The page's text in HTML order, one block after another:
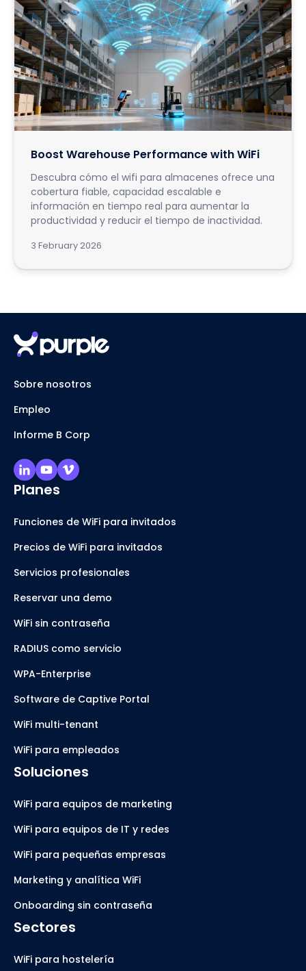
Boost Warehouse Performance with WiFi
Descubra cómo el wifi para almacenes ofrece una
cobertura fiable, capacidad escalable e
información en tiempo real para aumentar la
productividad y reducir el tiempo de inactividad.
3 February 2026
Sobre nosotros
Empleo
Informe B Corp
Planes
Funciones de WiFi para invitados
Precios de WiFi para invitados
Servicios profesionales
Reservar una demo
WiFi sin contraseña
RADIUS como servicio
WPA-Enterprise
Software de Captive Portal
WiFi multi-tenant
WiFi para empleados
Soluciones
WiFi para equipos de marketing
WiFi para equipos de IT y redes
WiFi para pequeñas empresas
Marketing y analítica WiFi
Onboarding sin contraseña
Sectores
WiFi para hostelería